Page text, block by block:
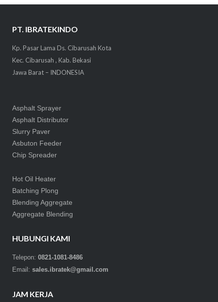
PT. IBRATEKINDO
Kp. Pasar Lama Ds. Cibarusah Kota
Kec. Cibarusah , Kab. Bekasi
Jawa Barat – INDONESIA
Asphalt Sprayer
Asphalt Distributor
Slurry Paver
Asbuton Feeder
Chip Spreader
Hot Oil Heater
Batching Plong
Blending Aggregate
Aggregate Blending
HUBUNGI KAMI
Telepon: 0821-1081-8486
Email: sales.ibratek@gmail.com
JAM KERJA